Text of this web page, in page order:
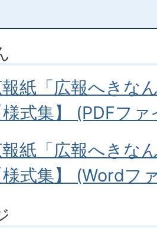
紙「広報へきな
式集】 (PDFフ
紙「広報へきな
式集】 (Wordフ